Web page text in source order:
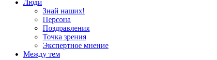
Люди
Знай наших!
Персона
Поздравления
Точка зрения
Экспертное мнение
Между тем